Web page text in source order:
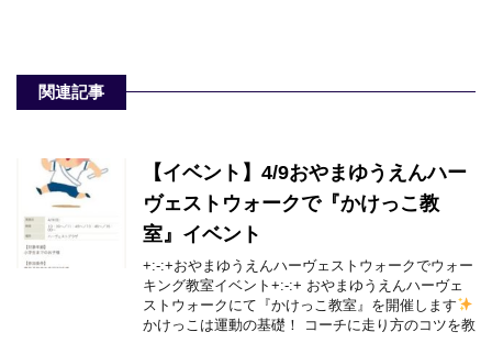
関連記事
【イベント】4/9おやまゆうえんハー
ヴェストウォークで『かけっこ教
室』イベント
+:-:+おやまゆうえんハーヴェストウォークでウォー
キング教室イベント+:-:+ おやまゆうえんハーヴェ
ストウォークにて『かけっこ教室』を開催します
かけっこは運動の基礎！ コーチに走り方のコツを教